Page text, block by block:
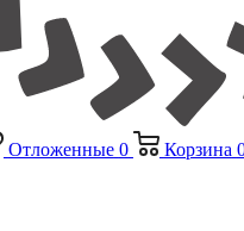
Отложенные 0 Корзина